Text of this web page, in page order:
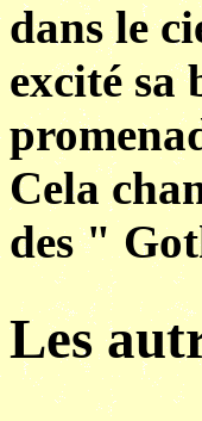
dans le
excité sa
Cela
des "
Les